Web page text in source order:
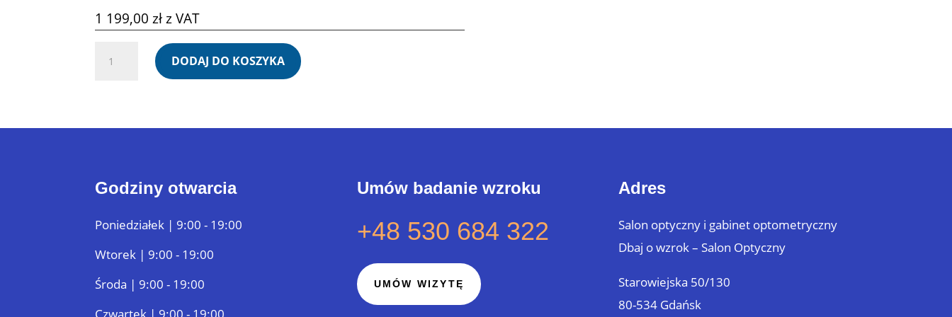
1 199,00zł z VAT
DODAJ DO KOSZYKA
Godziny otwarcia
Poniedziałek | 9:00 - 19:00
Wtorek | 9:00 - 19:00
Środa | 9:00 - 19:00
Czwartek | 9:00 - 19:00
Umów badanie wzroku
+48 530 684 322
UMÓW WIZYTĘ
Adres
Salon optyczny i gabinet optometryczny
Dbaj o wzrok – Salon Optyczny
Starowiejska 50/130
80-534 Gdańsk